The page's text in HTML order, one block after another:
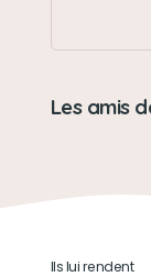
Les amis
Ils lui rendent